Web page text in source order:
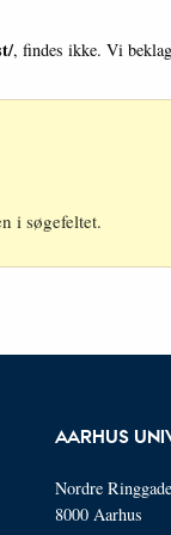
, findes ikke. Vi
i søgefeltet.
AARHUS
Nordre
8000 Aarhus